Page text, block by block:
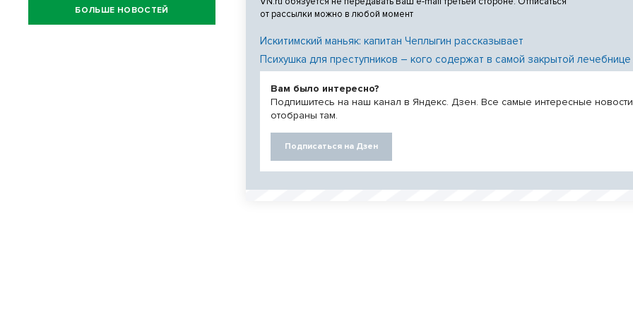
от рассылки можно в любой момент
Искитимский маньяк: капитан Чеплыгин рассказывает
Психушка для преступников – кого содержат в самой закрытой
Вам было интересно?
Подпишитесь на наш канал в Яндекс. Дзен. Все самые интересные новости
отобраны там.
Подписаться на Дзен
БОЛЬШЕ НОВОСТЕЙ